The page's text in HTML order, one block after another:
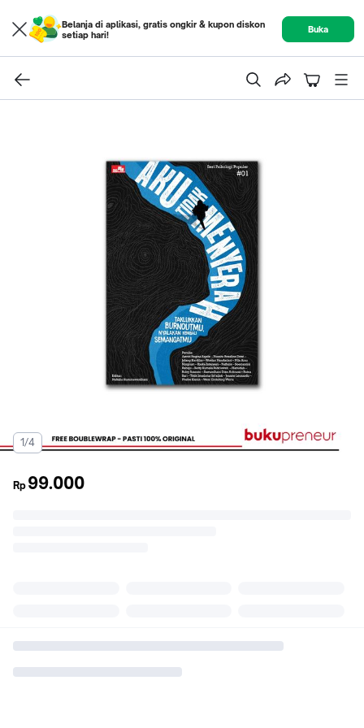
Belanja di aplikasi, gratis ongkir & kupon diskon
setiap hari!
Buka
1/4
Rp 99.000